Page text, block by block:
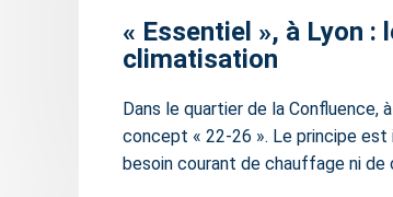
« Essentiel », à Lyon
climatisation
Dans le quartier de la Confluence,
concept « 22-26 ». Le principe
besoin courant de chauffage ni de